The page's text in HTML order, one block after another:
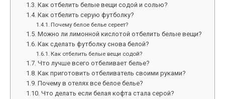
Как отбелить белые вещи содой и солью?
Как отбелить серую футболку?
Почему белое белье сереет?
Можно ли лимонной кислотой отбелить белые вещи?
Как сделать футболку снова белой?
Как отбелить белые вещи содой?
Что лучше всего отбеливает белье?
Как приготовить отбеливатель своими руками?
Почему в отелях все белое белье?
Что делать если белая кофта стала серой?